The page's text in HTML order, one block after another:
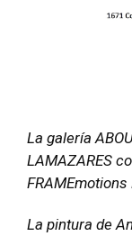
La galería
LAMAZARES
La pintura de